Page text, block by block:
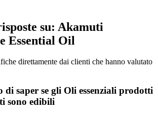
su: Akamuti
Essential Oil
direttamente dai clienti che hanno valutato
di saper se gli Oli essenziali prodotti
sono edibili